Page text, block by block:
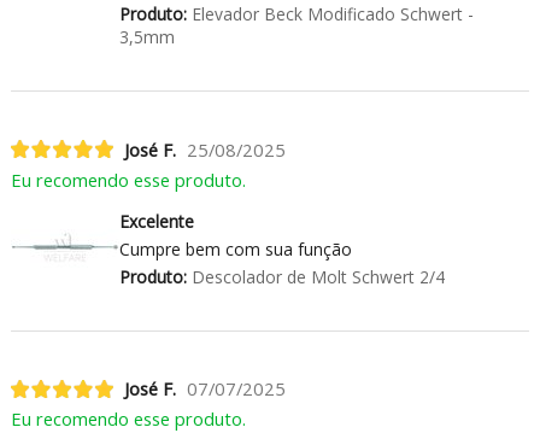
Produto:Elevador Beck Modificado Schwert -
3,5mm
José F. 25/08/2025
Eu recomendo esse produto.
Excelente
Cumpre bem com sua função
Produto:Descolador de Molt Schwert 2/4
José F. 07/07/2025
Eu recomendo esse produto.